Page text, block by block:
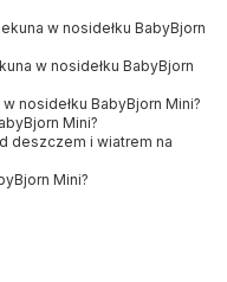
w nosidełku BabyBjorn
w nosidełku BabyBjorn
nosidełku BabyBjorn Mini?
Mini?
deszczem i wiatrem na
Mini?